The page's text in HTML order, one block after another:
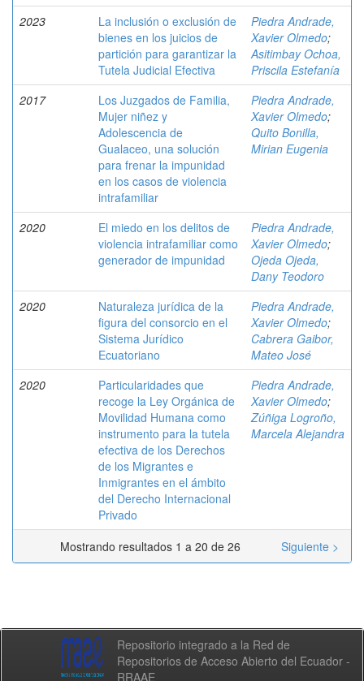
2023
La inclusión o exclusión de
bienes en los juicios de
partición para garantizar la
Tutela Judicial Efectiva
Piedra Andrade,
Xavier Olmedo;
Asitimbay Ochoa,
Priscila Estefanía
2017
Los Juzgados de Familia,
Mujer niñez y
Adolescencia de
Gualaceo, una solución
para frenar la impunidad
en los casos de violencia
intrafamiliar
Piedra Andrade,
Xavier Olmedo;
Quito Bonilla,
Mirian Eugenia
2020
El miedo en los delitos de
violencia intrafamiliar como
generador de impunidad
Piedra Andrade,
Xavier Olmedo;
Ojeda Ojeda,
Dany Teodoro
2020
Naturaleza jurídica de la
figura del consorcio en el
Sistema Jurídico
Ecuatoriano
Piedra Andrade,
Xavier Olmedo;
Cabrera Gaibor,
Mateo José
2020
Particularidades que
recoge la Ley Orgánica de
Movilidad Humana como
instrumento para la tutela
efectiva de los Derechos
de los Migrantes e
Inmigrantes en el ámbito
del Derecho Internacional
Privado
Piedra Andrade,
Xavier Olmedo;
Zúñiga Logroño,
Marcela Alejandra
Mostrando resultados 1 a 20 de 26 Siguiente >
Repositorio integrado a la Red de
Repositorios de Acceso Abierto del Ecuador -
RRAAE